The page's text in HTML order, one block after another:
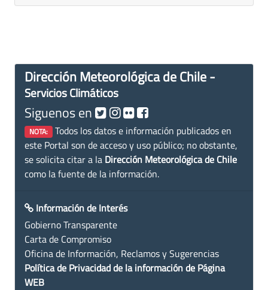
Dirección Meteorológica de Chile -
Servicios Climáticos
Siguenos en
NOTA: Todos los datos e información publicados en
este Portal son de acceso y uso público; no obstante,
se solicita citar a la Dirección Meteorológica de Chile
como la fuente de la información.
Información de Interés
Gobierno Transparente
Carta de Compromiso
Oficina de Información, Reclamos y Sugerencias
Política de Privacidad de la información de Página
WEB